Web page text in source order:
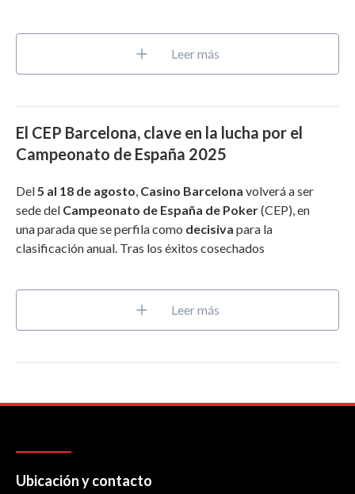
Leer más
El CEP Barcelona, clave en la lucha por el
Campeonato de España 2025
Del5 al 18 de agosto, Casino Barcelona volverá a ser
sede del Campeonato de España de Poker(CEP), en
una parada que se perfila como decisiva para la
clasificación anual. Tras los éxitos cosechados
Leer más
Ubicación y contacto